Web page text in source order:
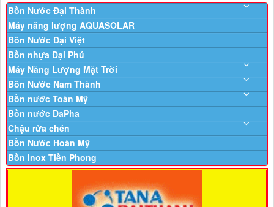
Bồn Nước Đại Thành
Máy năng lượng AQUASOLAR
Bồn Nước Đại Việt
Bồn nhựa Đại Phú
Máy Năng Lượng Mặt Trời
Bồn Nước Nam Thành
Bồn nước Toàn Mỹ
Bồn nước DaPha
Chậu rửa chén
Bồn Nước Hoàn Mỹ
Bồn Inox Tiền Phong